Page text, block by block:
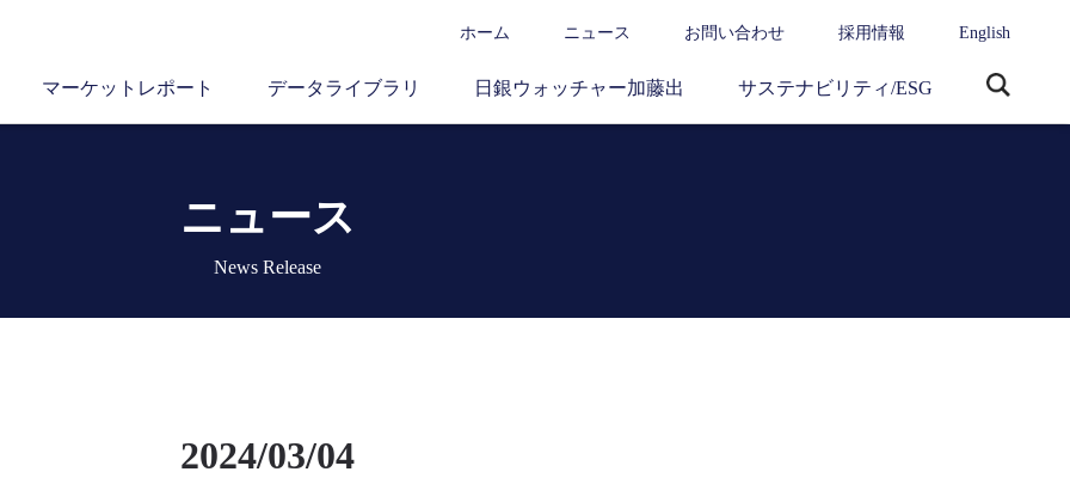
ホーム ニュース お問い合わせ 採用情報 English
マーケットレポート データライブラリ 日銀ウォッチャー加藤出 サステナビリティ/ESG
ニュース
News Release
2024/03/04